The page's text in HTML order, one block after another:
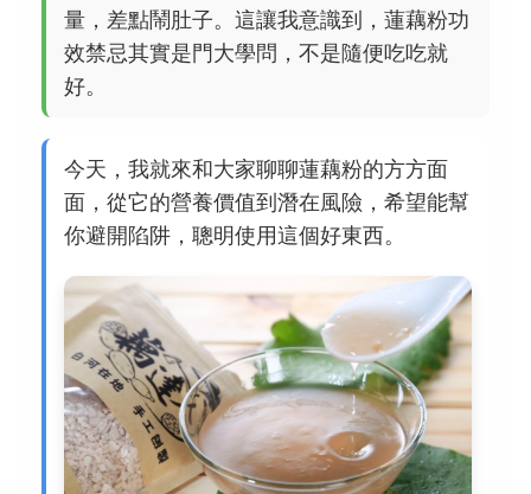
量，差點鬧肚子。這讓我意識到，蓮藕粉功
效禁忌其實是門大學問，不是隨便吃吃就
好。
今天，我就來和大家聊聊蓮藕粉的方方面
面，從它的營養價值到潛在風險，希望能幫
你避開陷阱，聰明使用這個好東西。